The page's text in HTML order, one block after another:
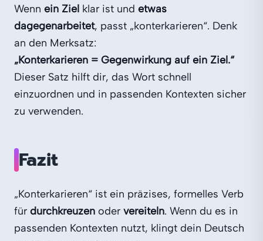
Wenn ein Ziel klar ist und etwas
dagegenarbeitet, passt „konterkarieren“. Denk
an den Merksatz:
„Konterkarieren = Gegenwirkung auf ein Ziel.“
Dieser Satz hilft dir, das Wort schnell
einzuordnen und in passenden Kontexten sicher
zu verwenden.
Fazit
„Konterkarieren“ ist ein präzises, formelles Verb
für durchkreuzen oder vereiteln. Wenn du es in
passenden Kontexten nutzt, klingt dein Deutsch